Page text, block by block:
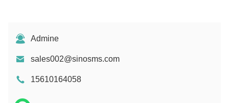
Admine
sales002@sinosms.com
15610164058